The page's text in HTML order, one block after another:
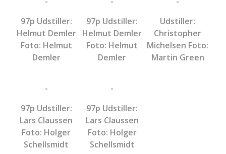
97p Udstiller:
Helmut Demler
Foto: Helmut
Demler
97p Udstiller:
Helmut Demler
Foto: Helmut
Demler
Udstiller:
Christopher
Michelsen Foto:
Martin Green
97p Udstiller:
Lars Claussen
Foto: Holger
Schellsmidt
97p Udstiller:
Lars Claussen
Foto: Holger
Schellsmidt